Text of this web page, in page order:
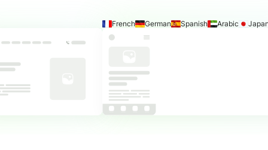
French German Spanish Arabic